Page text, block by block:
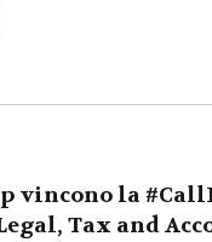
vincono la
Tax and